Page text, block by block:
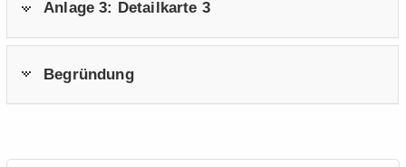
An­la­ge 3: De­tail­kar­te 3
Be­grün­dung